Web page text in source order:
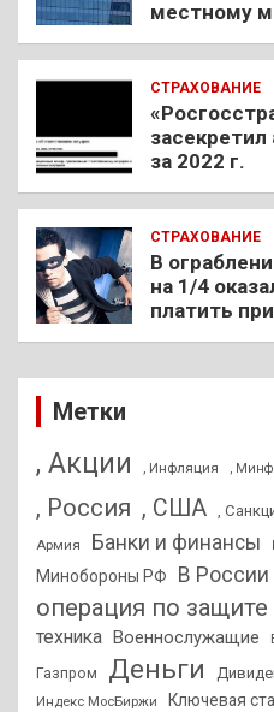
местному
СТРАХОВАНИЕ
за 2022 г.
СТРАХОВАНИЕ
В
на 1/4
платить
Метки
, Акции , Инфляция ,
, Россия , США ,
Армия Банки и финансы
Минобороны РФ
В России
операция по
техника
Военнослужащие
Газпром Деньги
Индекс МосБиржи Ключевая